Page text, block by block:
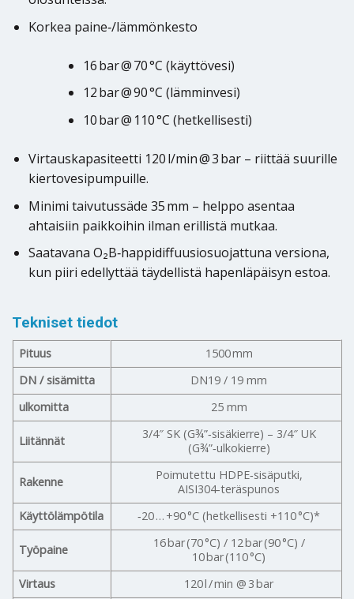
Korkea paine‑/lämmönkesto
16 bar @ 70 °C (käyttövesi)
12 bar @ 90 °C (lämminvesi)
10 bar @ 110 °C (hetkellisesti)
Virtauskapasiteetti 120 l/min @ 3 bar – riittää suurille
kiertovesipumpuille.
Minimi taivutussäde 35 mm – helppo asentaa
ahtaisiin paikkoihin ilman erillistä mutkaa.
Saatavana O₂B‑happidiffuusiosuojattuna versiona,
kun piiri edellyttää täydellistä hapenläpäisyn estoa.
Tekniset tiedot
Pituus
1500 mm
DN / sisämitta
DN19 / 19 mm
ulkomitta
25 mm
Liitännät
3/4″ SK (G¾”‑sisäkierre) – 3/4″ UK
(G¾”‑ulkokierre)
Rakenne
Poimutettu HDPE‑sisäputki,
AISI304‑teräspunos
Käyttölämpötila
‑20 … +90 °C (hetkellisesti +110 °C)*
Työpaine
16 bar (70 °C) / 12 bar (90 °C) /
10 bar (110 °C)
Virtaus
120 l / min @ 3 bar